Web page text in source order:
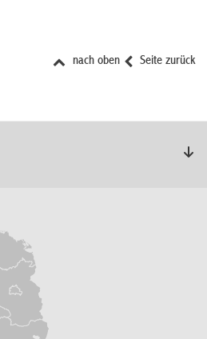
Seite zurück
nach oben